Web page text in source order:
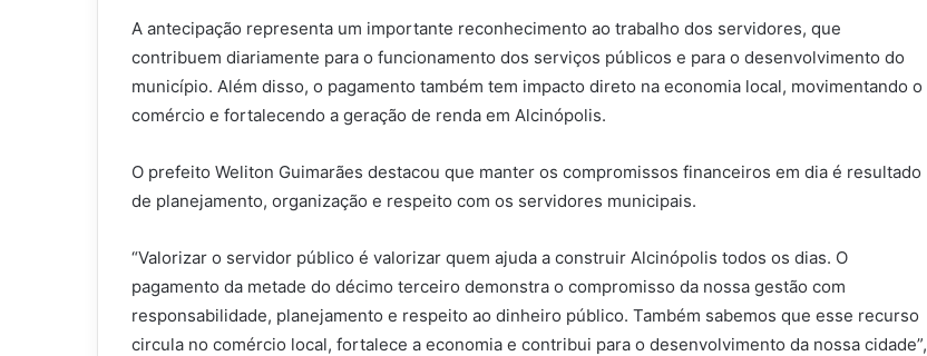
A antecipação representa um importante reconhecimento ao trabalho dos servidores, que
contribuem diariamente para o funcionamento dos serviços públicos e para o desenvolvimento do
município. Além disso, o pagamento também tem impacto direto na economia local, movimentando o
comércio e fortalecendo a geração de renda em Alcinópolis.
O prefeito Weliton Guimarães destacou que manter os compromissos financeiros em dia é resultado
de planejamento, organização e respeito com os servidores municipais.
“Valorizar o servidor público é valorizar quem ajuda a construir Alcinópolis todos os dias. O
pagamento da metade do décimo terceiro demonstra o compromisso da nossa gestão com
responsabilidade, planejamento e respeito ao dinheiro público. Também sabemos que esse recurso
circula no comércio local, fortalece a economia e contribui para o desenvolvimento da nossa cidade”,